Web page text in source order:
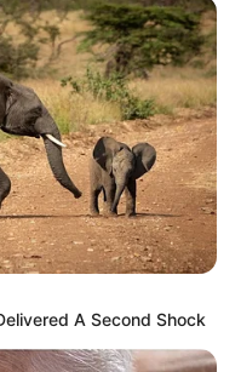
A Second Shock